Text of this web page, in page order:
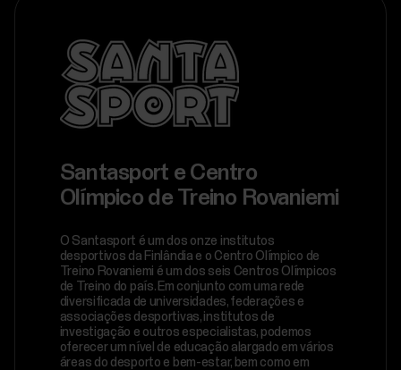
Santasport e Centro
Olímpico de Treino Rovaniemi
O Santasport é um dos onze institutos
desportivos da Finlândia e o Centro Olímpico de
Treino Rovaniemi é um dos seis Centros Olímpicos
de Treino do país. Em conjunto com uma rede
diversificada de universidades, federações e
associações desportivas, institutos de
investigação e outros especialistas, podemos
oferecer um nível de educação alargado em vários
áreas do desporto e bem-estar, bem como em